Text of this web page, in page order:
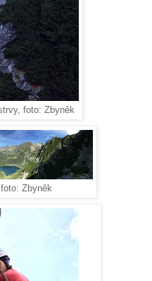
foto: Zbyněk
Zbyněk